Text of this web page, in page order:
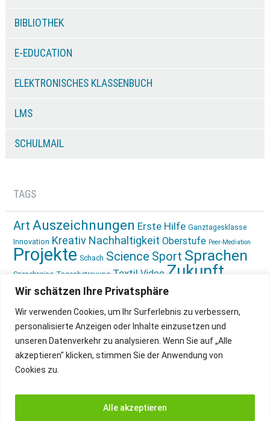
Wir schätzen Ihre Privatsphäre
Wir verwenden Cookies, um Ihr Surferlebnis zu verbessern,
personalisierte Anzeigen oder Inhalte einzusetzen und
unseren Datenverkehr zu analysieren. Wenn Sie auf „Alle
akzeptieren" klicken, stimmen Sie der Anwendung von
Cookies zu.
Alle akzeptieren
BIBLIOTHEK
E-EDUCATION
ELEKTRONISCHES KLASSENBUCH
LMS
SCHULMAIL
TAGS
Art Auszeichnungen Erste Hilfe Ganztagesklasse
Innovation Kreativ Nachhaltigkeit Oberstufe Peer-Mediation
Projekte Schach Science Sport Sprachen
Sprachreise Tagesbetreuung Textil Video Zukunft
gestalten Ökologie
IMPRESSUM